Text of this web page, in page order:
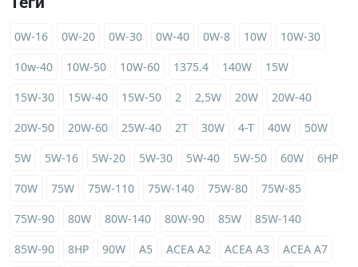
0W-16 0W-20 0W-30 0W-40 0W-8 10W
10W-30
10w-40
10W-50 10W-60 1375.4 140W
15W
15W-30
15W-40 15W-50 2 2,5W 20W
20W-40
20W-50
20W-60 25W-40 2T 30W 4-T 40W
50W
5W
5W-16 5W-20 5W-30 5W-40 5W-50 60W
6HP
70W
75W 75W-110 75W-140 75W-80
75W-85
75W-90
80W 80W-140 80W-90 85W
85W-140
85W-90
8HP 90W A5 ACEA A2 ACEA A3
ACEA A7